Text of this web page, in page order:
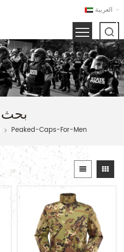
العربية
بحث
Peaked-Caps-For-Men